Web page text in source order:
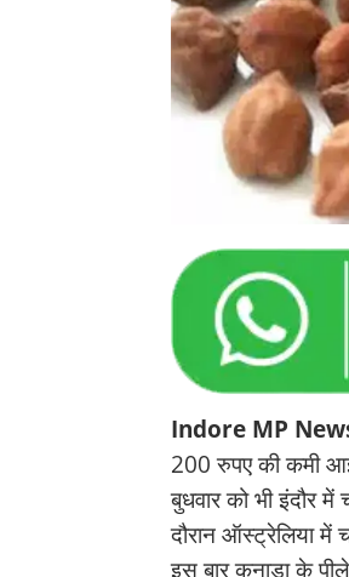
Indore MP
200 रुपए की कमी
बुधवार को भी इंदौर
दौरान ऑस्ट्रेलिया
इस बार कनाडा के